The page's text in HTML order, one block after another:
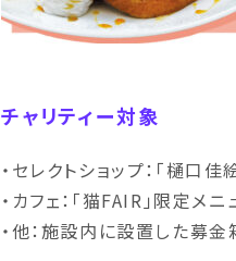
チャリティー対象
・セレクトショップ：「樋口
・カフェ：「猫FAIR」限定メ
・他：施設内に設置した募